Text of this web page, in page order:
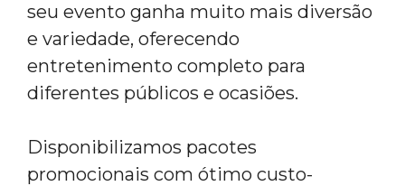
seu evento ganha muito mais diversão
e variedade, oferecendo
entretenimento completo para
diferentes públicos e ocasiões.
Disponibilizamos pacotes
promocionais com ótimo custo-